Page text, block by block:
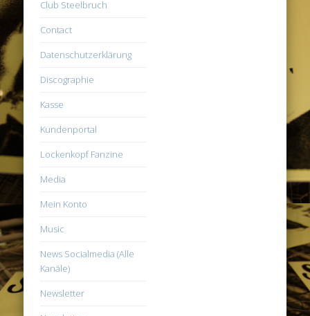
Club Steelbruch
Contact
Datenschutzerklärung
Discographie
Kasse
Kundenportal
Lockenkopf Fanzine
Media
Mein Konto
Music
News Socialmedia (Alle
Kanäle)
Newsletter